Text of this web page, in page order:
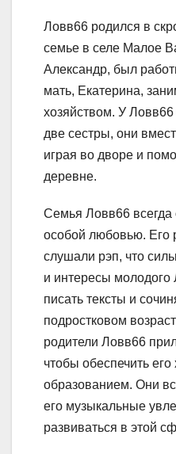
Ловв66 родился в
семье в селе Малое
Александр, был
мать, Екатерина,
хозяйством. У
две сестры, они
играя во дворе и
деревне.
Семья Ловв66 всегда
особой любовью. Его
слушали рэп, что
и интересы
писать тексты и
подростковом
родители Ловв66
чтобы обеспечить
образованием. Они
его музыкальные
развиваться в этой